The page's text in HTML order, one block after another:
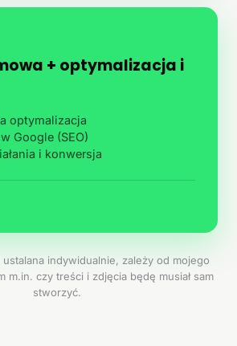
+ optymalizacja i
optymalizacja
Google (SEO)
i konwersja
indywidualnie, zależy od mojego
m.in. czy treści i zdjęcia będę musiał sam
stworzyć.